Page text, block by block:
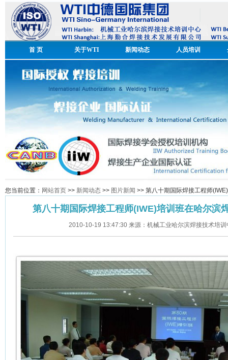
首 页 关于WTI 新闻动态 人员培训
您当前位置： 网站首页 >> 新闻动态 >> 图片新闻 >> 第八十期国际焊接工程师
第八十期国际焊接工程师(IWE)培训班在哈尔滨
2010-10-19 13:47:30 来源：机械工业哈尔滨焊接技术培